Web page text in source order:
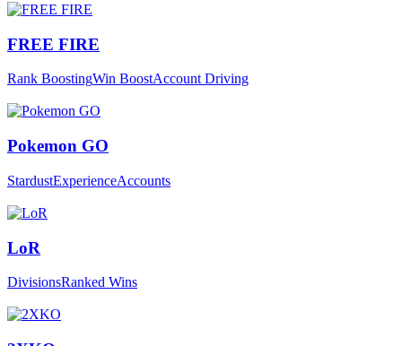
FREE FIRE
Rank BoostingWin BoostAccount Driving
Pokemon GO
StardustExperienceAccounts
LoR
DivisionsRanked Wins